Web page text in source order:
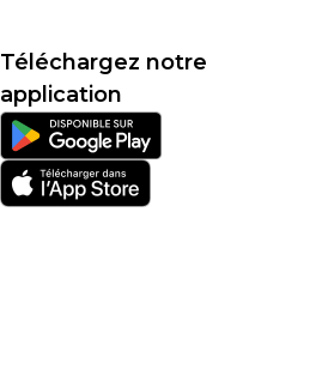
Téléchargez notre
application